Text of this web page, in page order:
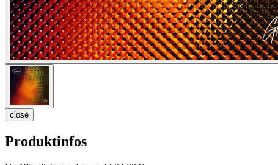
close
Produktinfos